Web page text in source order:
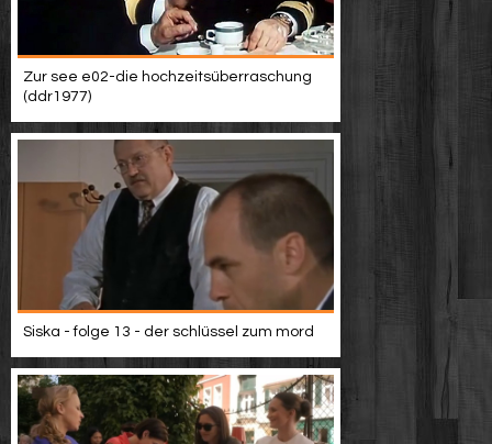
Zur see e02-die hochzeitsüberraschung
(ddr1977)
Siska - folge 13 - der schlüssel zum mord